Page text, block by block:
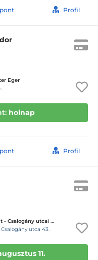
Profil
Eger
holnap
Profil
Budai Egészségközpont - Csalogány utcai magánrendelők
utca 43.
11.